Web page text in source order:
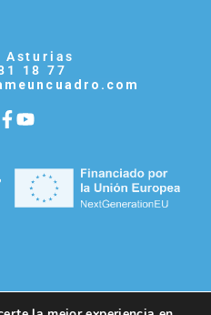
Asturias
18 77